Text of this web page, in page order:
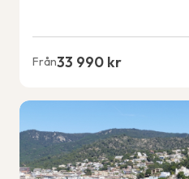
Från33 990 kr